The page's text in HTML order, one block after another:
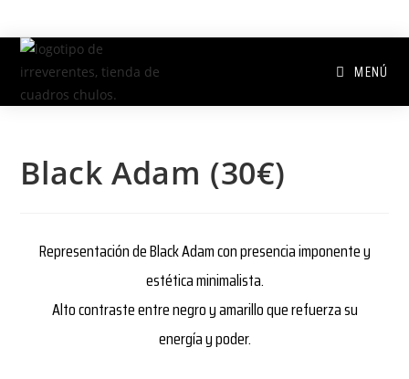
MENÚ
Black Adam (30€)
Representación de Black Adam con presencia imponente y
estética minimalista.
Alto contraste entre negro y amarillo que refuerza su
energía y poder.